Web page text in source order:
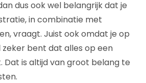
dus ook wel belangrijk dat je
in combinatie met
vraagt. Juist ook omdat je op
bent dat alles op een
Dat is altijd van groot belang te